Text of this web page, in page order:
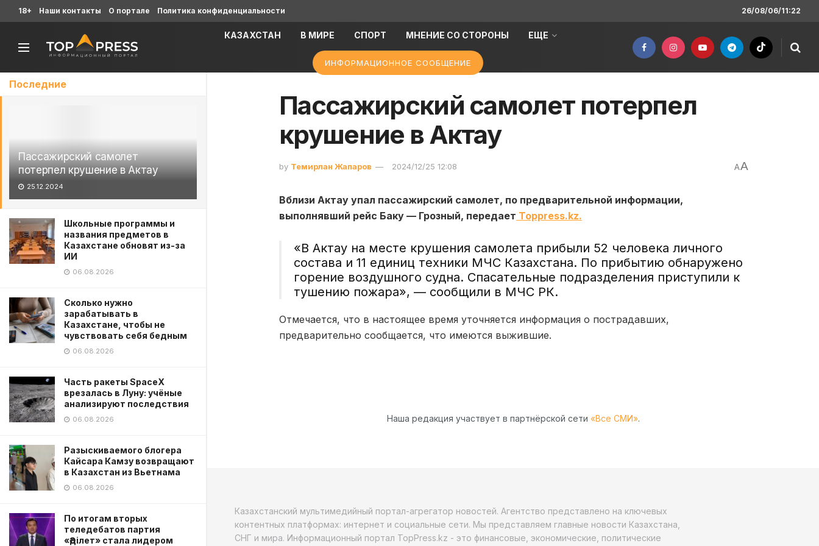
Последние
Пассажирский самолет
потерпел крушение в Актау
25.12.2024
Школьные программы и
названия предметов в
Казахстане обновят из-за
ИИ
06.08.2026
Сколько нужно
зарабатывать в
Казахстане, чтобы не
чувствовать себя бедным
06.08.2026
Часть ракеты SpaceX
врезалась в Луну: учёные
анализируют последствия
06.08.2026
Разыскиваемого блогера
Кайсара Камзу возвращают
в Казахстан из Вьетнама
06.08.2026
По итогам вторых
теледебатов партия
«Әділет» стала лидером
18+ Наши контакты О портале Политика конфиденциальности 26/08/06/11:22
КАЗАХСТАН В МИРЕ СПОРТ МНЕНИЕ СО СТОРОНЫ ЕЩЕ
ИНФОРМАЦИОННОЕ СООБЩЕНИЕ
Пассажирский самолет потерпел
крушение в Актау
by Темирлан Жапаров 2024/12/25 12:08 AA
Вблизи Актау упал пассажирский самолет, по предварительной информации,
выполнявший рейс Баку — Грозный, передает Toppress.kz.
«В Актау на месте крушения самолета прибыли 52 человека личного
состава и 11 единиц техники МЧС Казахстана. По прибытию обнаружено
горение воздушного судна. Спасательные подразделения приступили к
тушению пожара», — сообщили в МЧС РК.
Отмечается, что в настоящее время уточняется информация о пострадавших,
предварительно сообщается, что имеются выжившие.
Наша редакция участвует в партнёрской сети «Все СМИ».
Казахстанский мультимедийный портал-агрегатор новостей. Агентство представлено на ключевых
контентных платформах: интернет и социальные сети. Мы представляем главные новости Казахстана,
СНГ и мира. Информационный портал TopPress.kz - это финансовые, экономические, политические